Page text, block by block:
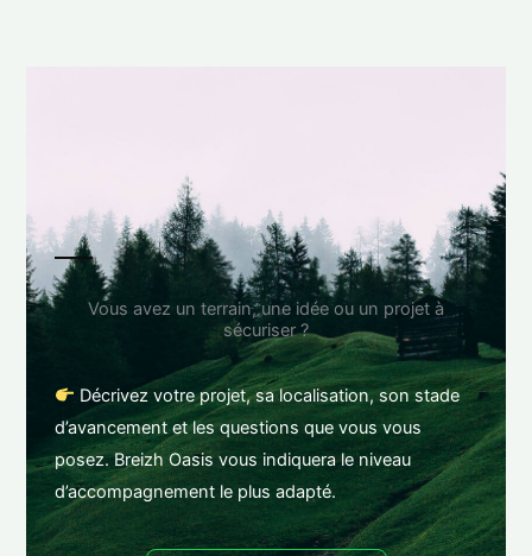
Vous avez un terrain, une idée ou un projet à
sécuriser ?
Décrivez votre projet, sa localisation, son stade
d’avancement et les questions que vous vous
posez. Breizh Oasis vous indiquera le niveau
d’accompagnement le plus adapté.